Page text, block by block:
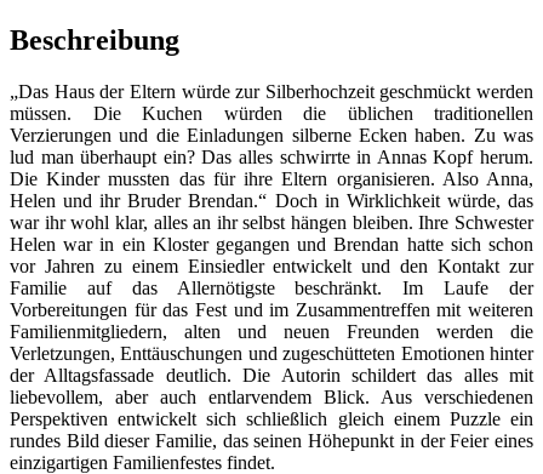
Beschreibung
„Das Haus der Eltern würde zur Silberhochzeit geschmückt werden
müssen. Die Kuchen würden die üblichen traditionellen
Verzierungen und die Einladungen silberne Ecken haben. Zu was
lud man überhaupt ein? Das alles schwirrte in Annas Kopf herum.
Die Kinder mussten das für ihre Eltern organisieren. Also Anna,
Helen und ihr Bruder Brendan.“ Doch in Wirklichkeit würde, das
war ihr wohl klar, alles an ihr selbst hängen bleiben. Ihre Schwester
Helen war in ein Kloster gegangen und Brendan hatte sich schon
vor Jahren zu einem Einsiedler entwickelt und den Kontakt zur
Familie auf das Allernötigste beschränkt. Im Laufe der
Vorbereitungen für das Fest und im Zusammentreffen mit weiteren
Familienmitgliedern, alten und neuen Freunden werden die
Verletzungen, Enttäuschungen und zugeschütteten Emotionen hinter
der Alltagsfassade deutlich. Die Autorin schildert das alles mit
liebevollem, aber auch entlarvendem Blick. Aus verschiedenen
Perspektiven entwickelt sich schließlich gleich einem Puzzle ein
rundes Bild dieser Familie, das seinen Höhepunkt in der Feier eines
einzigartigen Familienfestes findet.